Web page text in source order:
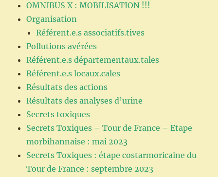
OMNIBUS X : MOBILISATION !!!
Organisation
Référent.e.s associatifs.tives
Pollutions avérées
Référent.e.s départementaux.tales
Référent.e.s locaux.cales
Résultats des actions
Résultats des analyses d’urine
Secrets toxiques
Secrets Toxiques – Tour de France – Etape
morbihannaise : mai 2023
Secrets Toxiques : étape costarmoricaine du
Tour de France : septembre 2023